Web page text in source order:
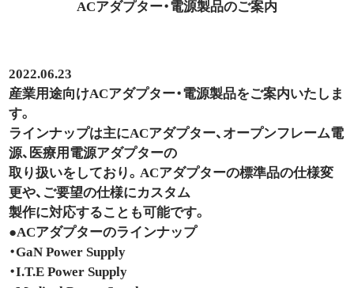
ACアダプター・電源製品のご案内
2022.06.23
産業用途向けACアダプター・電源製品をご案内いたしま
す。
ラインナップは主にACアダプター、オープンフレーム電
源、医療用電源アダプターの
取り扱いをしており。ACアダプターの標準品の仕様変
更や、ご要望の仕様にカスタム
製作に対応することも可能です。
●ACアダプターのラインナップ
・GaN Power Supply
・I.T.E Power Supply